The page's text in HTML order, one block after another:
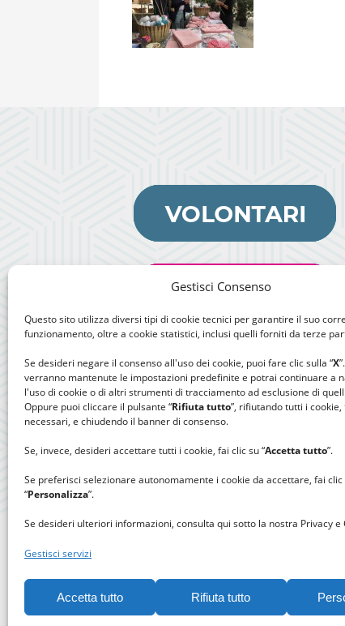
Gestisci Consenso
Questo sito utilizza diversi tipi di cookie tecnici per garantire il suo
funzionamento, oltre a cookie statistici, inclusi quelli forniti da terze
Se desideri negare il consenso all'uso dei cookie, puoi fare clic sulla “X
verranno mantenute le impostazioni predefinite e potrai continuare a
l'uso di cookie o di altri strumenti di tracciamento ad esclusione di
Oppure puoi cliccare il pulsante “Rifiuta tutto”, rifiutando tutti i
necessari, e chiudendo il banner di consenso.
Se, invece, desideri accettare tutti i cookie, fai clic su “Accetta tutto”.
Se preferisci selezionare autonomamente i cookie da accettare, fai clic
“Personalizza”.
Se desideri ulteriori informazioni, consulta qui sotto la nostra Privacy e
Gestisci servizi
Accetta tutto Rifiuta tutto